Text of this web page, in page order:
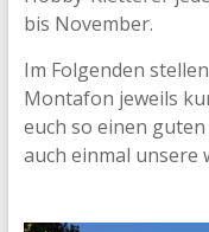
bis November.
Im Folgenden
Montafon jeweils
euch so einen
auch einmal unsere